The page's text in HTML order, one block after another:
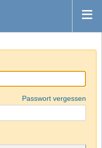
Passwort vergessen